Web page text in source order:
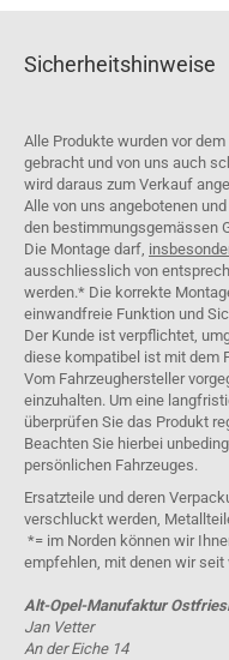
Sicherheitshinweise
Alle Produkte wurden vor
gebracht und von uns auch
wird daraus zum Verkauf
Alle von uns angebotenen
den bestimmungsgemässen
Die Montage darf,
ausschliesslich von
werden.* Die korrekte
einwandfreie Funktion und
Der Kunde ist verpflichtet,
diese kompatibel ist mit dem
Vom Fahrzeughersteller
einzuhalten. Um eine
überprüfen Sie das Produkt
Beachten Sie hierbei
persönlichen Fahrzeuges.
Ersatzteile und deren
verschluckt werden,
*= im Norden können wir
empfehlen, mit denen wir
Alt-Opel-Manufaktur
Jan Vetter
An der Eiche 14